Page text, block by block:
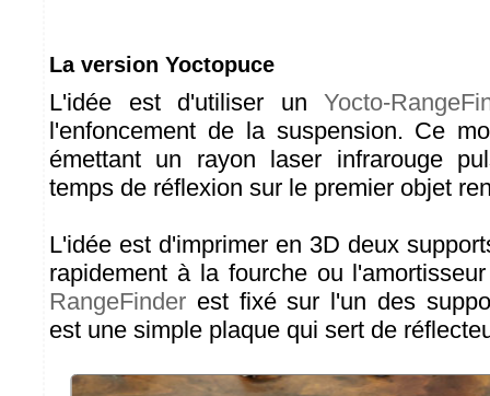
La version Yoctopuce
L'idée est d'utiliser un Yocto-
l'enfoncement de la suspension. Ce
émettant un rayon laser infrarouge
temps de réflexion sur le premier objet
L'idée est d'imprimer en 3D deux
rapidement à la fourche ou
RangeFinder est fixé sur l'un des
est une simple plaque qui sert de